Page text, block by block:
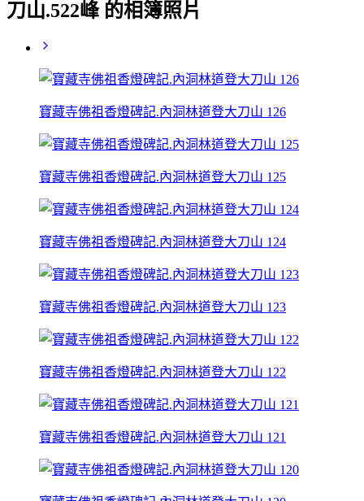
刀山.522峰 的相簿照片
寶藏寺佛祖香燈碑記.內洞林道登大刀山 126
寶藏寺佛祖香燈碑記.內洞林道登大刀山 125
寶藏寺佛祖香燈碑記.內洞林道登大刀山 124
寶藏寺佛祖香燈碑記.內洞林道登大刀山 123
寶藏寺佛祖香燈碑記.內洞林道登大刀山 122
寶藏寺佛祖香燈碑記.內洞林道登大刀山 121